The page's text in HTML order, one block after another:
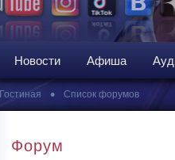
Новости Афиша
Гостиная • Список форумов
Форум